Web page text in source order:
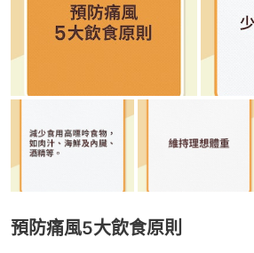
預防痛風5大飲食原則